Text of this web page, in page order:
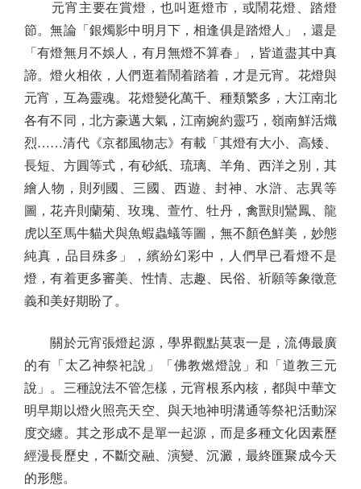
元宵主要在賞燈，也叫逛燈市，或鬧花燈、踏燈
節。無論「銀燭影中明月下，相逢俱是踏燈人」，還是
「有燈無月不娛人，有月無燈不算春」，皆道盡其中真
諦。燈火相依，人們逛着鬧着踏着，才是元宵。花燈與
元宵，互為靈魂。花燈變化萬千、種類繁多，大江南北
各有不同，北方豪邁大氣，江南婉約靈巧，嶺南鮮活熾
烈……清代《京都風物志》有載「其燈有大小、高矮、
長短、方圓等式，有砂紙、琉璃、羊角、西洋之別，其
繪人物，則列國、三國、西遊、封神、水滸、志異等
圖，花卉則蘭菊、玫瑰、萱竹、牡丹，禽獸則鸞鳳、龍
虎以至馬牛貓犬與魚蝦蟲蟻等圖，無不顏色鮮美，妙態
純真，品目殊多」，繽紛幻彩中，人們早已看燈不是
燈，有着更多審美、性情、志趣、民俗、祈願等象徵意
義和美好期盼了。
關於元宵張燈起源，學界觀點莫衷一是，流傳最廣
的有「太乙神祭祀說」「佛教燃燈說」和「道教三元
說」。三種說法不管怎樣，元宵根系內核，都與中華文
明早期以燈火照亮天空、與天地神明溝通等祭祀活動深
度交纏。其之形成不是單一起源，而是多種文化因素歷
經漫長歷史，不斷交融、演變、沉澱，最終匯聚成今天
的形態。